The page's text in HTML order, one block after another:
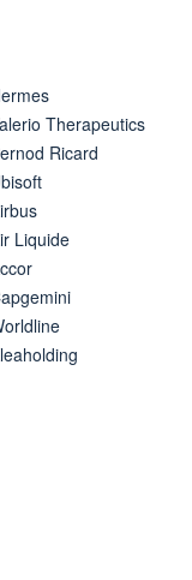
Therapeutics
Ricard
Liquide